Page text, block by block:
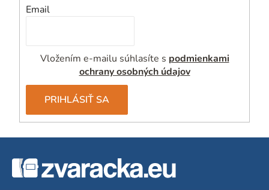
Email
Vložením e-mailu súhlasíte s podmienkami
ochrany osobných údajov
PRIHLÁSIŤ SA